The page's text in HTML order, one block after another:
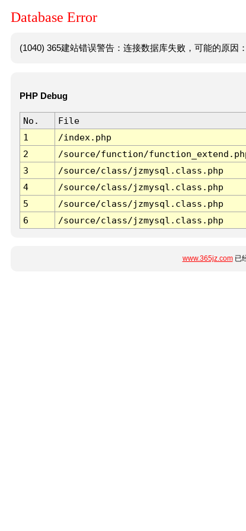
Database Error
(1040) 365建站错误警告：连接数据库失败，可能的原因
PHP Debug
No. File
1
/index.php
2
/source/function/
3
/source/class/jzmysql.class.php
4
/source/class/jzmysql.class.php
5
/source/class/jzmysql.class.php
6
/source/class/jzmysql.class.php
www.365jz.com已